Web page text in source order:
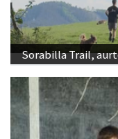
Sorabilla Trail,